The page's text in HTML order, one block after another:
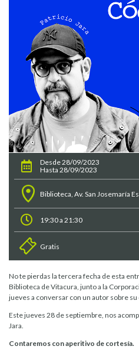
Desde 28/09/2023
Hasta 28/09/2023
Biblioteca, Av. San Josemaría
19:30 a 21:30
Gratis
No te pierdas la tercera fecha de esta
Biblioteca de Vitacura, junto a la
jueves a conversar con un autor sobre
Este jueves 28 de septiembre, nos
Jara.
Contaremos con aperitivo de cortesía.